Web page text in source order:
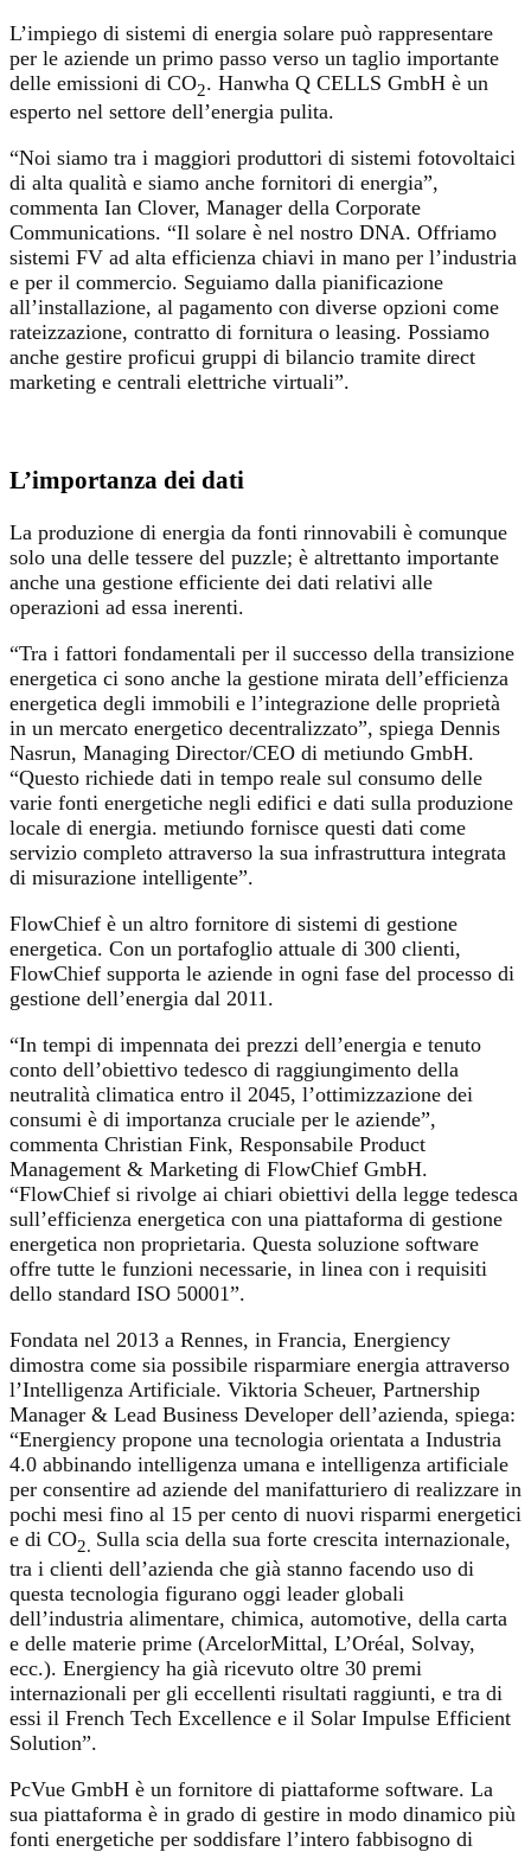
L’impiego di sistemi di energia solare può rappresentare
per le aziende un primo passo verso un taglio importante
delle emissioni di CO2. Hanwha Q CELLS GmbH è un
esperto nel settore dell’energia pulita.
“Noi siamo tra i maggiori produttori di sistemi fotovoltaici
di alta qualità e siamo anche fornitori di energia”,
commenta Ian Clover, Manager della Corporate
Communications. “Il solare è nel nostro DNA. Offriamo
sistemi FV ad alta efficienza chiavi in mano per l’industria
e per il commercio. Seguiamo dalla pianificazione
all’installazione, al pagamento con diverse opzioni come
rateizzazione, contratto di fornitura o leasing. Possiamo
anche gestire proficui gruppi di bilancio tramite direct
marketing e centrali elettriche virtuali”.
L’importanza dei dati
La produzione di energia da fonti rinnovabili è comunque
solo una delle tessere del puzzle; è altrettanto importante
anche una gestione efficiente dei dati relativi alle
operazioni ad essa inerenti.
“Tra i fattori fondamentali per il successo della transizione
energetica ci sono anche la gestione mirata dell’efficienza
energetica degli immobili e l’integrazione delle proprietà
in un mercato energetico decentralizzato”, spiega Dennis
Nasrun, Managing Director/CEO di metiundo GmbH.
“Questo richiede dati in tempo reale sul consumo delle
varie fonti energetiche negli edifici e dati sulla produzione
locale di energia. metiundo fornisce questi dati come
servizio completo attraverso la sua infrastruttura integrata
di misurazione intelligente”.
FlowChief è un altro fornitore di sistemi di gestione
energetica. Con un portafoglio attuale di 300 clienti,
FlowChief supporta le aziende in ogni fase del processo di
gestione dell’energia dal 2011.
“In tempi di impennata dei prezzi dell’energia e tenuto
conto dell’obiettivo tedesco di raggiungimento della
neutralità climatica entro il 2045, l’ottimizzazione dei
consumi è di importanza cruciale per le aziende”,
commenta Christian Fink, Responsabile Product
Management & Marketing di FlowChief GmbH.
“FlowChief si rivolge ai chiari obiettivi della legge tedesca
sull’efficienza energetica con una piattaforma di gestione
energetica non proprietaria. Questa soluzione software
offre tutte le funzioni necessarie, in linea con i requisiti
dello standard ISO 50001”.
Fondata nel 2013 a Rennes, in Francia, Energiency
dimostra come sia possibile risparmiare energia attraverso
l’Intelligenza Artificiale. Viktoria Scheuer, Partnership
Manager & Lead Business Developer dell’azienda, spiega:
“Energiency propone una tecnologia orientata a Industria
4.0 abbinando intelligenza umana e intelligenza artificiale
per consentire ad aziende del manifatturiero di realizzare in
pochi mesi fino al 15 per cento di nuovi risparmi energetici
e di CO2. Sulla scia della sua forte crescita internazionale,
tra i clienti dell’azienda che già stanno facendo uso di
questa tecnologia figurano oggi leader globali
dell’industria alimentare, chimica, automotive, della carta
e delle materie prime (ArcelorMittal, L’Oréal, Solvay,
ecc.). Energiency ha già ricevuto oltre 30 premi
internazionali per gli eccellenti risultati raggiunti, e tra di
essi il French Tech Excellence e il Solar Impulse Efficient
Solution”.
PcVue GmbH è un fornitore di piattaforme software. La
sua piattaforma è in grado di gestire in modo dinamico più
fonti energetiche per soddisfare l’intero fabbisogno di